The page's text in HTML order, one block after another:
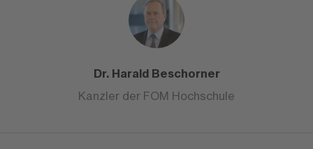
Dr. Harald Beschorner
Kanzler der FOM Hochschule